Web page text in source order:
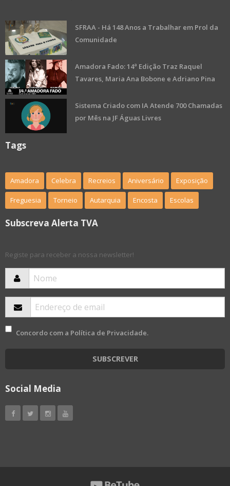
SFRAA - Há 148 Anos a Trabalhar em Prol da
Comunidade
Amadora Fado: 14ª Edição Traz Raquel
Tavares, Maria Ana Bobone e Adriano Pina
Sistema Criado com IA Atende 700 Chamadas
por Mês na JF Águas Livres
Tags
Amadora Celebra Recreios Aniversário Exposição
Freguesia Torneio Autarquia Encosta Escolas
Subscreva Alerta TVA
Registe para receber a nossa newsletter!
Concordo com a Política de Privacidade.
SUBSCREVER
Social Media